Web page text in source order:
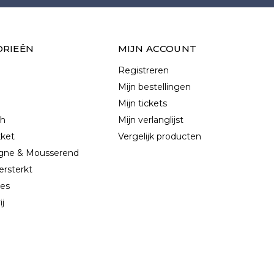
& Mousserend
MIJN ACCOUNT
Registreren
Mijn bestellingen
Mijn tickets
Mijn verlanglijst
Vergelijk producten